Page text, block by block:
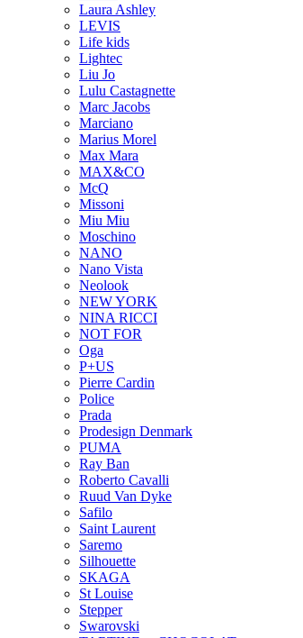
Laura Ashley
LEVIS
Life kids
Lightec
Liu Jo
Lulu Castagnette
Marc Jacobs
Marciano
Marius Morel
Max Mara
MAX&CO
McQ
Missoni
Miu Miu
Moschino
NANO
Nano Vista
Neolook
NEW YORK
NINA RICCI
NOT FOR
Oga
P+US
Pierre Cardin
Police
Prada
Prodesign Denmark
PUMA
Ray Ban
Roberto Cavalli
Ruud Van Dyke
Safilo
Saint Laurent
Saremo
Silhouette
SKAGA
St Louise
Stepper
Swarovski